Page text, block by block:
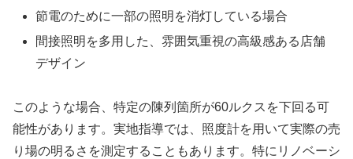
節電のために一部の照明を消灯している場合
間接照明を多用した、雰囲気重視の高級感ある店舗
デザイン
このような場合、特定の陳列箇所が60ルクスを下回る可
能性があります。実地指導では、照度計を用いて実際の売
り場の明るさを測定することもあります。特にリノベーシ